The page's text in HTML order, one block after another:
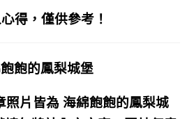
得，僅供參考！
飽的鳳梨城堡
照片皆為海綿飽飽的鳳梨城